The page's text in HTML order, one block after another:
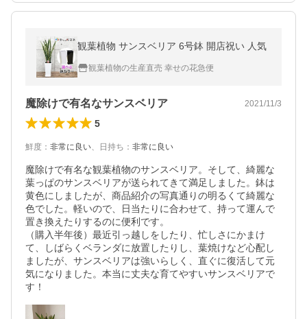
観葉植物 サンスベリア 6号鉢 開店祝い 人気
観葉植物の生産直売 幸せの花急便
魔除けで有名なサンスベリア 2021/11/3
5
鮮度 ： 非常に良い、 日持ち ： 非常に良い
魔除けで有名な観葉植物のサンスベリア。そして、綺麗な
葉っぱのサンスベリアが送られてきて満足しました。鉢は
黄色にしましたが、商品紹介の写真通りの明るくて綺麗な
色でした。軽いので、日当たりに合わせて、持って運んで
置き換えたりするのに便利です。
（購入半年後）最近引っ越しをしたり、忙しさにかまけ
て、しばらくベランダに放置したりし、葉焼けなど心配し
ましたが、サンスベリアは強いらしく、直ぐに復活して元
気になりました。本当に丈夫な育てやすいサンスベリアで
す！